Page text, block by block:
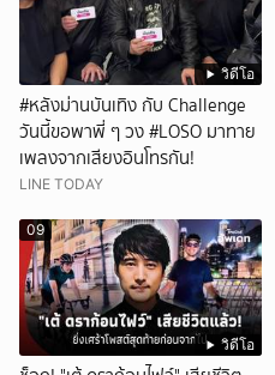
วิดีโอ
#หลังม่านบันเทิง กับ Challenge
วันนี้ขอพาพี่ ๆ วง #LOSO มาทาย
เพลงจากเสียงอินโทรกัน!
LINE TODAY
วิดีโอ
09